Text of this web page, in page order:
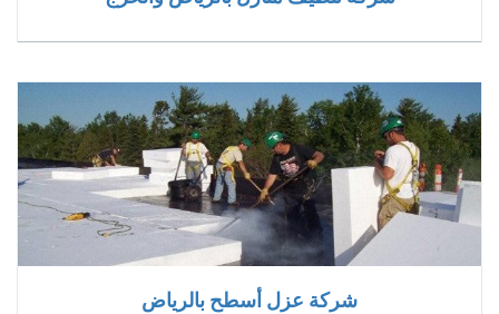
شركة عزل أسطح بالرياض